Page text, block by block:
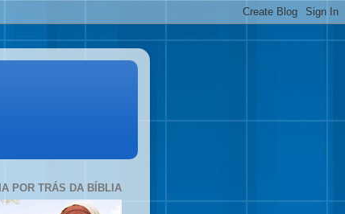
POR TRÁS DA BÍBLIA